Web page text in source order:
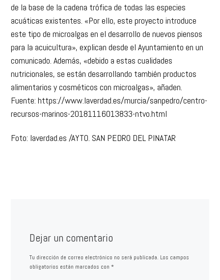
de la base de la cadena trófica de todas las especies
acuáticas existentes. «Por ello, este proyecto introduce
este tipo de microalgas en el desarrollo de nuevos piensos
para la acuicultura», explican desde el Ayuntamiento en un
comunicado. Además, «debido a estas cualidades
nutricionales, se están desarrollando también productos
alimentarios y cosméticos con microalgas», añaden.
Fuente: https://www.laverdad.es/murcia/sanpedro/centro-
recursos-marinos-20181116013833-ntvo.html
Foto: laverdad.es /AYTO. SAN PEDRO DEL PINATAR
Dejar un comentario
Tu dirección de correo electrónico no será publicada. Los campos
obligatorios están marcados con *